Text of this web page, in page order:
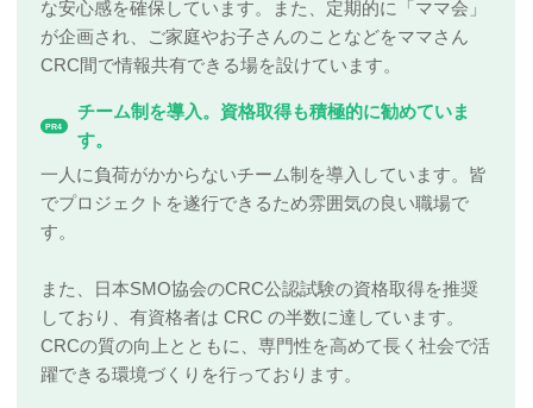
な安心感を確保しています。また、定期的に「ママ会」
が企画され、ご家庭やお子さんのことなどをママさん
CRC間で情報共有できる場を設けています。
PR4
チーム制を導入。資格取得も積極的に勧めていま
す。
一人に負荷がかからないチーム制を導入しています。皆
でプロジェクトを遂行できるため雰囲気の良い職場で
す。
また、日本SMO協会のCRC公認試験の資格取得を推奨
しており、有資格者は CRC の半数に達しています。
CRCの質の向上とともに、専門性を高めて長く社会で活
躍できる環境づくりを行っております。